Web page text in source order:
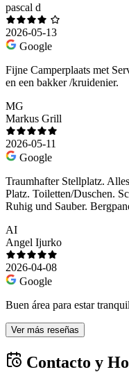
pascal d
2026-05-13
Google
Fijne Camperplaats met
en een bakker /kruidenier.
MG
Markus Grill
2026-05-11
Google
Traumhafter Stellplatz.
Platz. Toiletten/Duschen.
Ruhig und Sauber.
AI
Angel Ijurko
2026-04-08
Google
Buen área para estar
Ver más reseñas
Contacto y